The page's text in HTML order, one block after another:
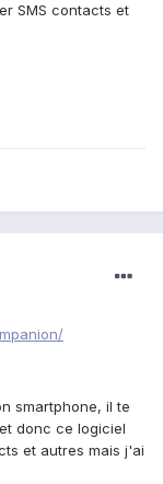
SMS contacts et
smartphone, il te
donc ce logiciel
et autres mais j'ai